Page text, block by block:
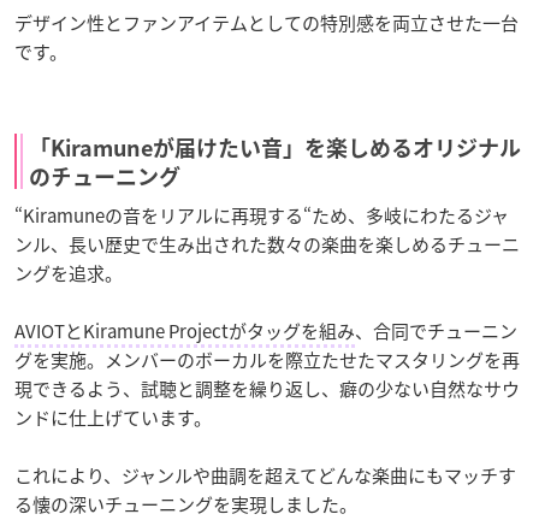
デザイン性とファンアイテムとしての特別感を両立させた一台
です。
「Kiramuneが届けたい音」を楽しめるオリジナル
のチューニング
“Kiramuneの音をリアルに再現する“ため、多岐にわたるジャ
ンル、長い歴史で生み出された数々の楽曲を楽しめるチューニ
ングを追求。
AVIOTとKiramune Projectがタッグを組み、合同でチューニン
グを実施。メンバーのボーカルを際立たせたマスタリングを再
現できるよう、試聴と調整を繰り返し、癖の少ない自然なサウ
ンドに仕上げています。
これにより、ジャンルや曲調を超えてどんな楽曲にもマッチす
る懐の深いチューニングを実現しました。